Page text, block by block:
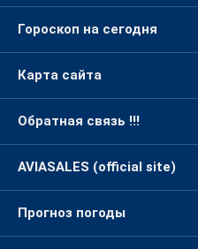
Гороскоп на сегодня
Карта сайта
Обратная связь !!!
AVIASALES (official site)
Прогноз погоды